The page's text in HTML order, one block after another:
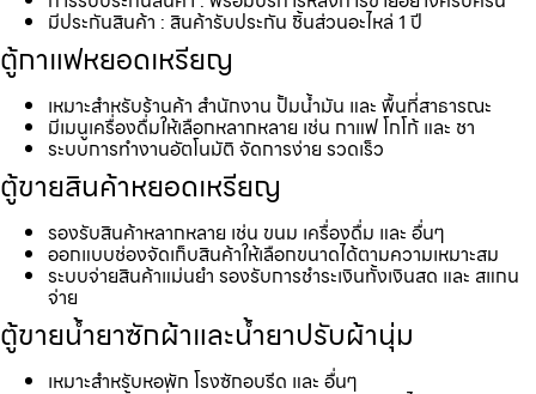
มีประกันสินค้า : สินค้ารับประกัน ชิ้นส่วนอะไหล่ 1 ปี
ตู้กาแฟหยอดเหรียญ
เหมาะสำหรับร้านค้า สำนักงาน ปั้มน้ำมัน และ พื้นที่สาธารณะ
มีเมนูเครื่องดื่มให้เลือกหลากหลาย เช่น กาแฟ โกโก้ และ ชา
ระบบการทำงานอัตโนมัติ จัดการง่าย รวดเร็ว
ตู้ขายสินค้าหยอดเหรียญ
รองรับสินค้าหลากหลาย เช่น ขนม เครื่องดื่ม และ อื่นๆ
ออกแบบช่องจัดเก็บสินค้าให้เลือกขนาดได้ตามความเหมาะสม
ระบบจ่ายสินค้าแม่นยำ รองรับการชำระเงินทั้งเงินสด และ สแกน
จ่าย
ตู้ขายน้ำยาซักผ้าและน้ำยาปรับผ้านุ่ม
เหมาะสำหรับหอพัก โรงซักอบรีด และ อื่นๆ